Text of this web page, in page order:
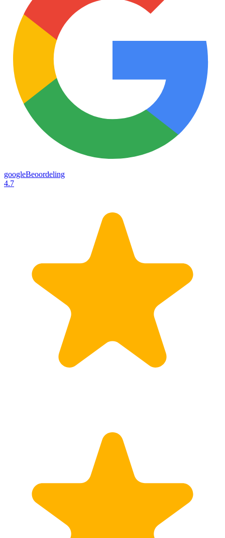
googleBeoordeling
4.7